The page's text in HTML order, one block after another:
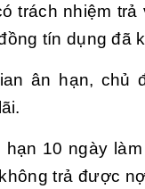
trách nhiệm
tín dụng đã
ân hạn, chủ
hạn 10 ngày
trả được